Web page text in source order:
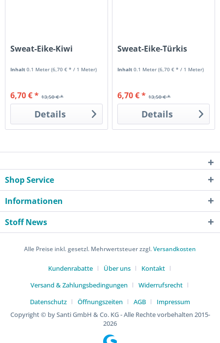
Sweat-Eike-Kiwi
Inhalt0.1 Meter(6,70 € * / 1 Meter)
6,70 € * 13,50 € *
Details
Sweat-Eike-Türkis
Inhalt0.1 Meter(6,70 € * / 1 Meter)
6,70 € * 13,50 € *
Details
Shop Service
Informationen
Stoff News
Alle Preise inkl. gesetzl. Mehrwertsteuer zzgl.Versandkosten
Kundenrabatte Über uns
Kontakt
Versand & Zahlungsbedingungen
Widerrufsrecht
Datenschutz
Öffnungszeiten AGB
Impressum
Copyright © by Santi GmbH & Co. KG - Alle Rechte vorbehalten 2015-
2026